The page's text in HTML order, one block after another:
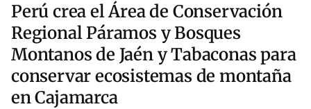
Perú crea el Área de Conservación
Regional Páramos y Bosques
Montanos de Jaén y Tabaconas para
conservar ecosistemas de montaña
en Cajamarca